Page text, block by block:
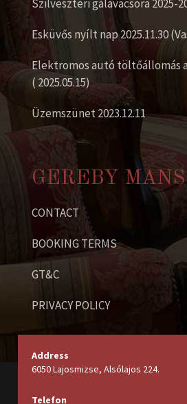
Szilveszteri gálavacsora 2025-
Esküvős nyílt nap 2025.11.30
Elektromos autó töltőállomás
( 2025.05.15)
Üzemszünet 2023.12.11
GEREBY
CONTACT
BOOKING TERMS
GT&C
PRIVACY POLICY
Address
6050 Lajosmizse, Alsólajos 224.
Telefon